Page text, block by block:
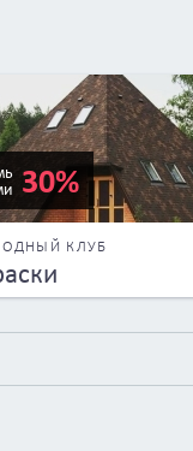
30%
КЛУБ